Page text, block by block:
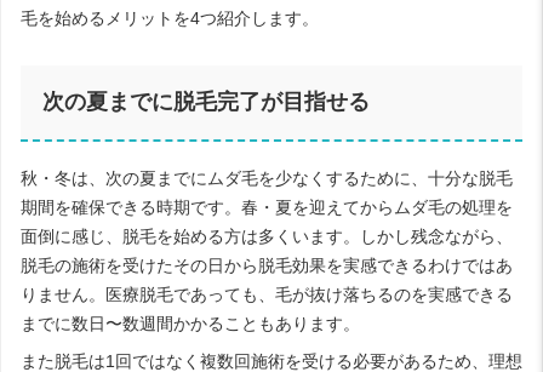
毛を始めるメリットを4つ紹介します。
次の夏までに脱毛完了が目指せる
秋・冬は、次の夏までにムダ毛を少なくするために、十分な脱毛
期間を確保できる時期です。春・夏を迎えてからムダ毛の処理を
面倒に感じ、脱毛を始める方は多くいます。しかし残念ながら、
脱毛の施術を受けたその日から脱毛効果を実感できるわけではあ
りません。医療脱毛であっても、毛が抜け落ちるのを実感できる
までに数日〜数週間かかることもあります。
また脱毛は1回ではなく複数回施術を受ける必要があるため、理想